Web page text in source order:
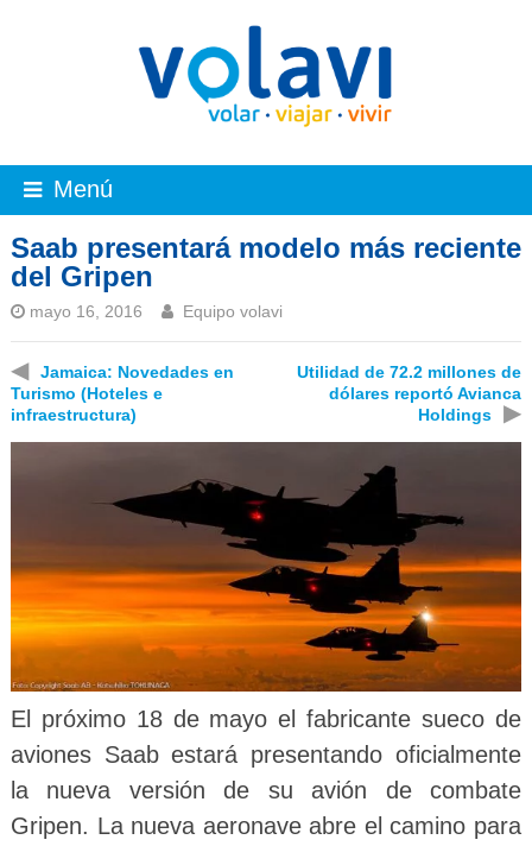
Menú
Saab presentará modelo más reciente
del Gripen
mayo 16, 2016 Equipo volavi
◀
Jamaica: Novedades en
Turismo (Hoteles e
infraestructura)
Utilidad de 72.2 millones de
dólares reportó Avianca
Holdings
▶
El próximo 18 de mayo el fabricante sueco de
aviones Saab estará presentando oficialmente
la nueva versión de su avión de combate
Gripen. La nueva aeronave abre el camino para